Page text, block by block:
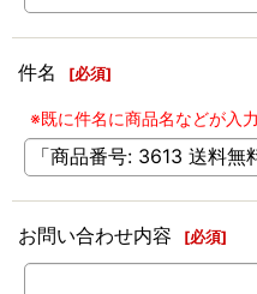
件名 [必須]
※既に件名に商品名などが入
お問い合わせ内容 [必須]